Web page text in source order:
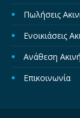
Πωλήσεις
Ενοικιάσεις
Ανάθεση
Επικοινωνία